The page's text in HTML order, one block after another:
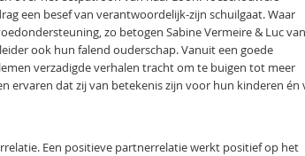
een besef van verantwoordelijk-zijn schuilgaat. Waar
zo betogen Sabine Vermeire & Luc van
ook hun falend ouderschap. Vanuit een goede
verzadigde verhalen tracht om te buigen tot meer
ervaren dat zij van betekenis zijn voor hun kinderen én
Een positieve partnerrelatie werkt positief op het